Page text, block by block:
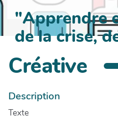
"Apprendre
de la crise,
Créative
Description
Texte